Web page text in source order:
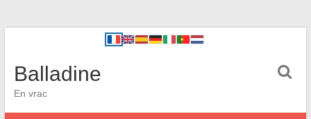
Balladine
En vrac